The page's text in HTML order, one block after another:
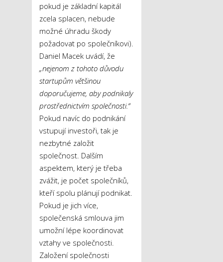
pokud je základní kapitál
zcela splacen, nebude
možné úhradu škody
požadovat po společníkovi).
Daniel Macek uvádí, že
„nejenom z tohoto důvodu
startupům většinou
doporučujeme, aby podnikaly
prostřednictvím společnosti.“
Pokud navíc do podnikání
vstupují investoři, tak je
nezbytné založit
společnost. Dalším
aspektem, který je třeba
zvážit, je počet společníků,
kteří spolu plánují podnikat.
Pokud je jich více,
společenská smlouva jim
umožní lépe koordinovat
vztahy ve společnosti.
Založení společnosti